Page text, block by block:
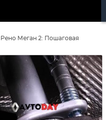
Меган 2: Пошаговая